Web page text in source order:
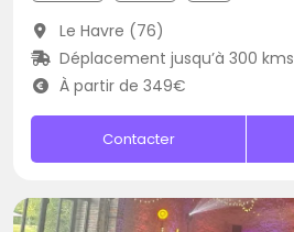
Le Havre (76)
Déplacement jusqu’à 300 kms
À partir de 349€
Contacter